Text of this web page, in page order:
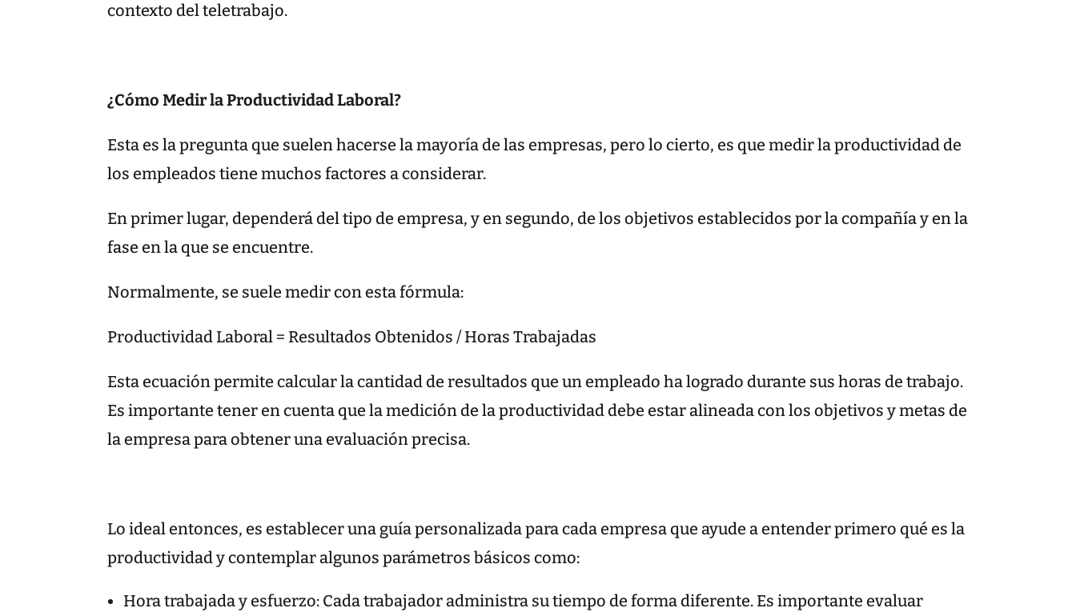
contexto del teletrabajo.
¿Cómo Medir la Productividad Laboral?
Esta es la pregunta que suelen hacerse la mayoría de las empresas, pero lo cierto, es que medir la productividad de
los empleados tiene muchos factores a considerar.
En primer lugar, dependerá del tipo de empresa, y en segundo, de los objetivos establecidos por la compañía y en la
fase en la que se encuentre.
Normalmente, se suele medir con esta fórmula:
Productividad Laboral = Resultados Obtenidos / Horas Trabajadas
Esta ecuación permite calcular la cantidad de resultados que un empleado ha logrado durante sus horas de trabajo.
Es importante tener en cuenta que la medición de la productividad debe estar alineada con los objetivos y metas de
la empresa para obtener una evaluación precisa.
Lo ideal entonces, es establecer una guía personalizada para cada empresa que ayude a entender primero qué es la
productividad y contemplar algunos parámetros básicos como:
Hora trabajada y esfuerzo: Cada trabajador administra su tiempo de forma diferente. Es importante evaluar